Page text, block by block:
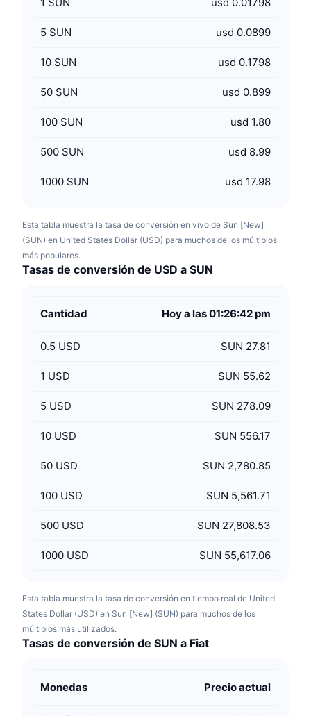
5 SUN usd 0.0899
10 SUN usd 0.1798
50 SUN usd 0.899
100 SUN usd 1.80
500 SUN usd 8.99
1000 SUN usd 17.98
Esta tabla muestra la tasa de conversión en vivo de Sun [New]
(SUN) en United States Dollar (USD) para muchos de los múltiplos
más populares.
Tasas de conversión de USD a SUN
Cantidad Hoy a las 01:26:42 pm
0.5 USD SUN 27.81
1 USD SUN 55.62
5 USD SUN 278.09
10 USD SUN 556.17
50 USD SUN 2,780.85
100 USD SUN 5,561.71
500 USD SUN 27,808.53
1000 USD SUN 55,617.06
Esta tabla muestra la tasa de conversión en tiempo real de United
States Dollar (USD) en Sun [New] (SUN) para muchos de los
múltiplos más utilizados.
Tasas de conversión de SUN a Fiat
Monedas Precio actual